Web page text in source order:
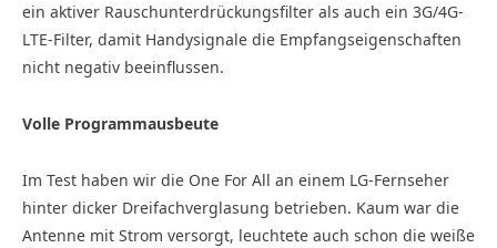
ein aktiver Rauschunterdrückungsfilter als auch ein 3G/4G-
LTE-Filter, damit Handysignale die Empfangseigenschaften
nicht negativ beeinflussen.
Volle Programmausbeute
Im Test haben wir die One For All an einem LG-Fernseher
hinter dicker Dreifachverglasung betrieben. Kaum war die
Antenne mit Strom versorgt, leuchtete auch schon die weiße